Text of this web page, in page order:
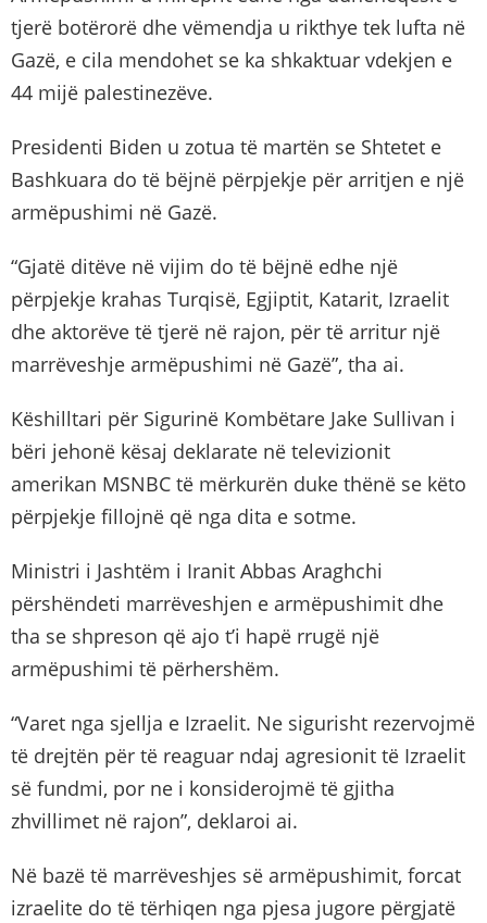
tjerë botërorë dhe vëmendja u rikthye tek lufta në
Gazë, e cila mendohet se ka shkaktuar vdekjen e
44 mijë palestinezëve.
Presidenti Biden u zotua të martën se Shtetet e
Bashkuara do të bëjnë përpjekje për arritjen e një
armëpushimi në Gazë.
“Gjatë ditëve në vijim do të bëjnë edhe një
përpjekje krahas Turqisë, Egjiptit, Katarit, Izraelit
dhe aktorëve të tjerë në rajon, për të arritur një
marrëveshje armëpushimi në Gazë”, tha ai.
Këshilltari për Sigurinë Kombëtare Jake Sullivan i
bëri jehonë kësaj deklarate në televizionit
amerikan MSNBC të mërkurën duke thënë se këto
përpjekje fillojnë që nga dita e sotme.
Ministri i Jashtëm i Iranit Abbas Araghchi
përshëndeti marrëveshjen e armëpushimit dhe
tha se shpreson që ajo t’i hapë rrugë një
armëpushimi të përhershëm.
“Varet nga sjellja e Izraelit. Ne sigurisht rezervojmë
të drejtën për të reaguar ndaj agresionit të Izraelit
së fundmi, por ne i konsiderojmë të gjitha
zhvillimet në rajon”, deklaroi ai.
Në bazë të marrëveshjes së armëpushimit, forcat
izraelite do të tërhiqen nga pjesa jugore përgjatë